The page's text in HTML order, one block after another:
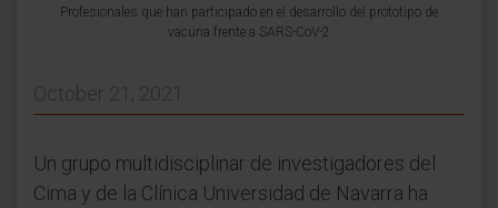
Profesionales que han participado en el desarrollo del prototipo de
vacuna frente a SARS-CoV-2
October 21, 2021
Un grupo multidisciplinar de investigadores del
Cima y de la Clínica Universidad de Navarra ha